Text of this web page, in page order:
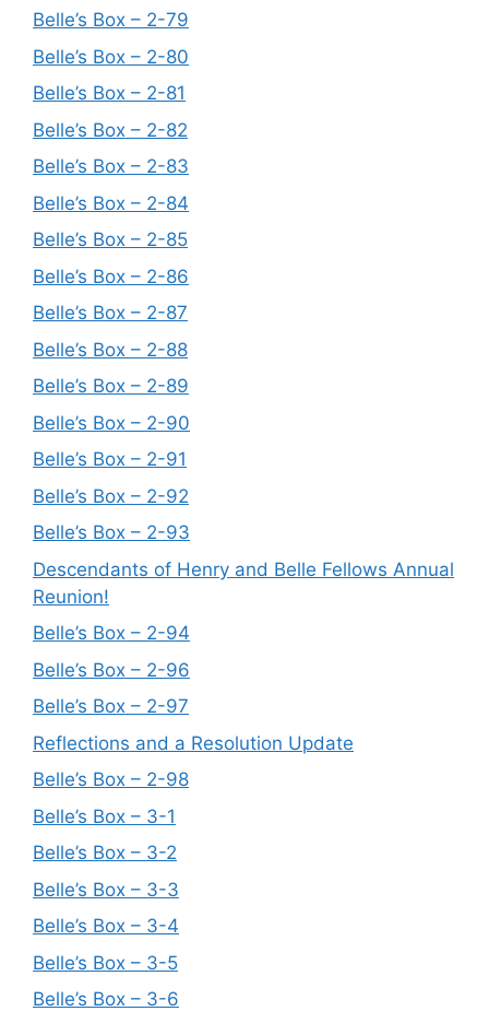
Belle’s Box – 2-79
Belle’s Box – 2-80
Belle’s Box – 2-81
Belle’s Box – 2-82
Belle’s Box – 2-83
Belle’s Box – 2-84
Belle’s Box – 2-85
Belle’s Box – 2-86
Belle’s Box – 2-87
Belle’s Box – 2-88
Belle’s Box – 2-89
Belle’s Box – 2-90
Belle’s Box – 2-91
Belle’s Box – 2-92
Belle’s Box – 2-93
Descendants of Henry and Belle Fellows Annual
Reunion!
Belle’s Box – 2-94
Belle’s Box – 2-96
Belle’s Box – 2-97
Reflections and a Resolution Update
Belle’s Box – 2-98
Belle’s Box – 3-1
Belle’s Box – 3-2
Belle’s Box – 3-3
Belle’s Box – 3-4
Belle’s Box – 3-5
Belle’s Box – 3-6